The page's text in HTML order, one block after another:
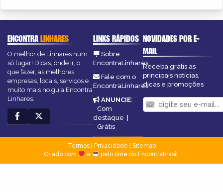
ENCONTRALINHARES
O melhor de Linhares num
só lugar! Dicas, onde ir, o
que fazer, as melhores
empresas, locais, serviços e
muito mais no guia Encontra
Linhares.
LINKS RÁPIDOS
Sobre
EncontraLinhares
Fale com o
EncontraLinhares
ANUNCIE:
Com
destaque |
Grátis
NOVIDADES POR E-
MAIL
Receba grátis as
principais notícias,
dicas e promoções
Termos| Privacidade
Sitemap
Criado com
e pelo time do EncontraBrasil